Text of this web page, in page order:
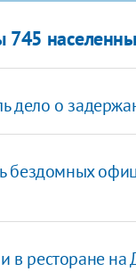
дело о
бездомных
в ресторане